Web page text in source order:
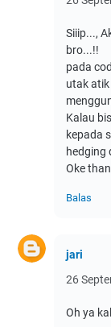
Siiip...,
bro...!!
pada
utak atik
Kalau
kepada
hedging
Oke
Balas
jari
26
Oh ya